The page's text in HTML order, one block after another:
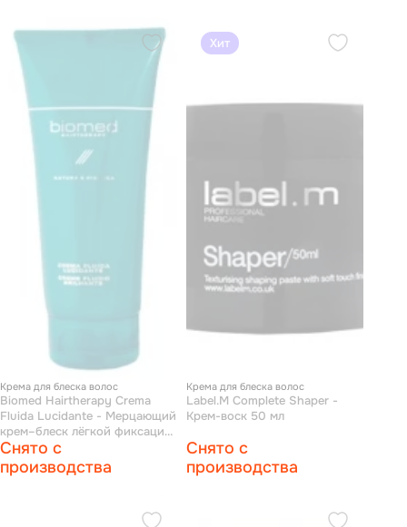
Крема для блеска волос
Biomed Hairtherapy Crema
Fluida Lucidante - Мерцающий
крем–блеск лёгкой фиксации
100 мл
Снято с
производства
Хит
Крема для блеска волос
Label.M Complete Shaper -
Крем-воск 50 мл
Снято с
производства